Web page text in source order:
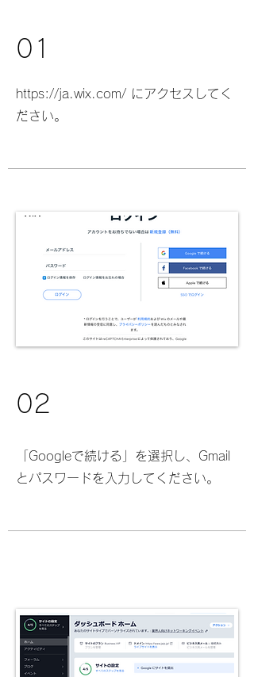
01
https://ja.wix.com/ にアクセスしてく
ださい。
02
「Googleで続ける」を選択し、Gmail
とパスワードを入力してください。